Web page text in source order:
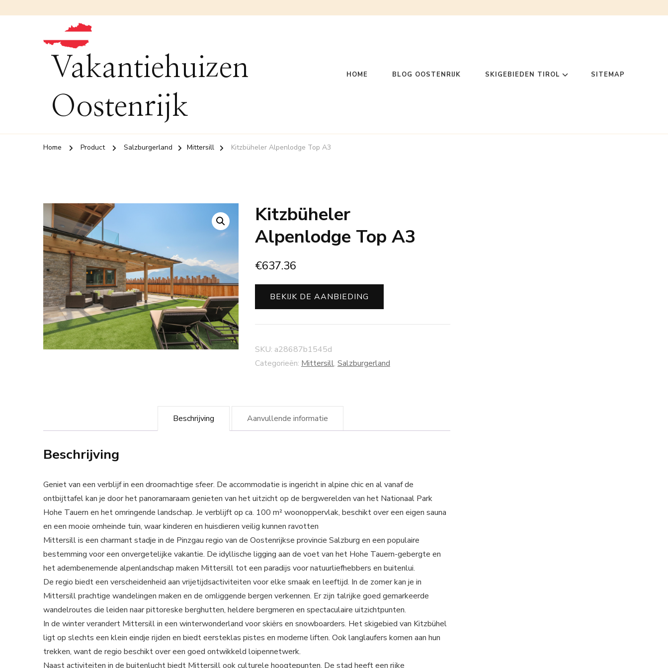
Vakantiehuizen
Oostenrijk
HOME BLOG OOSTENRIJK SKIGEBIEDEN TIROL SITEMAP
Home Product Salzburgerland Mittersill Kitzbüheler Alpenlodge Top A3
Kitzbüheler
Alpenlodge Top A3
€637.36
BEKIJK DE AANBIEDING
SKU: a28687b1545d
Categorieën: Mittersill, Salzburgerland
Beschrijving Aanvullende informatie
Beschrijving
Geniet van een verblijf in een droomachtige sfeer. De accommodatie is ingericht in alpine chic en al vanaf de
ontbijttafel kan je door het panoramaraam genieten van het uitzicht op de bergwerelden van het Nationaal Park
Hohe Tauern en het omringende landschap. Je verblijft op ca. 100 m² woonoppervlak, beschikt over een eigen sauna
en een mooie omheinde tuin, waar kinderen en huisdieren veilig kunnen ravotten
Mittersill is een charmant stadje in de Pinzgau regio van de Oostenrijkse provincie Salzburg en een populaire
bestemming voor een onvergetelijke vakantie. De idyllische ligging aan de voet van het Hohe Tauern-gebergte en
het adembenemende alpenlandschap maken Mittersill tot een paradijs voor natuurliefhebbers en buitenlui.
De regio biedt een verscheidenheid aan vrijetijdsactiviteiten voor elke smaak en leeftijd. In de zomer kan je in
Mittersill prachtige wandelingen maken en de omliggende bergen verkennen. Er zijn talrijke goed gemarkeerde
wandelroutes die leiden naar pittoreske berghutten, heldere bergmeren en spectaculaire uitzichtpunten.
In de winter verandert Mittersill in een winterwonderland voor skiërs en snowboarders. Het skigebied van Kitzbühel
ligt op slechts een klein eindje rijden en biedt eersteklas pistes en moderne liften. Ook langlaufers komen aan hun
trekken, want de regio beschikt over een goed ontwikkeld loipennetwerk.
Naast activiteiten in de buitenlucht biedt Mittersill ook culturele hoogtepunten. De stad heeft een rijke